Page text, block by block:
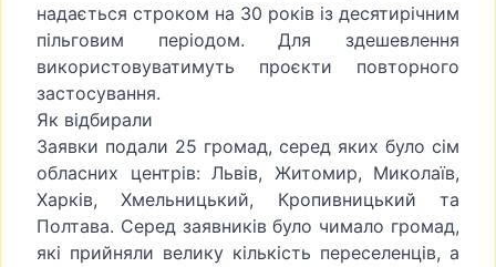
надається строком на 30 років із десятирічним
пільговим періодом. Для здешевлення
використовуватимуть проєкти повторного
застосування.
Як відбирали
Заявки подали 25 громад, серед яких було сім
обласних центрів: Львів, Житомир, Миколаїв,
Харків, Хмельницький, Кропивницький та
Полтава. Серед заявників було чимало громад,
які прийняли велику кількість переселенців, а